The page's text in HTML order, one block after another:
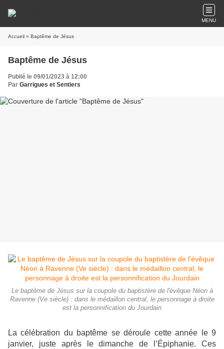
MENU
Accueil » Baptême de Jésus
Baptême de Jésus
Publié le 09/01/2023 à 12:00
Par Garrigues et Sentiers
Le baptême de Jésus sur la coupole du baptistère de l'évêque Néon à
Ravenne (Ve siècle) : dans le médaillon central, le personnage à droite
est la personnification du Jourdain
La célébration du baptême se déroule cette année le 9
janvier, juste après le dimanche de l’Épiphanie. Ces